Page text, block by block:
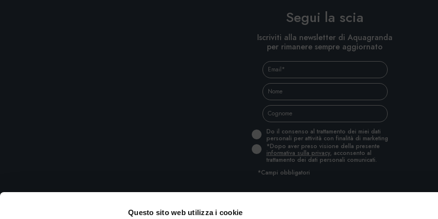
Questo sito web utilizza i cookie
Segui la scia
Iscriviti alla newsletter di Aquagranda
per rimanere sempre aggiornato
Do il consenso al trattamento dei miei dati
personali per attività con finalità di marketing
*Dopo aver preso visione della presente
informativa sulla privacy, acconsento al
trattamento dei dati personali comunicati.
*Campi obbligatori